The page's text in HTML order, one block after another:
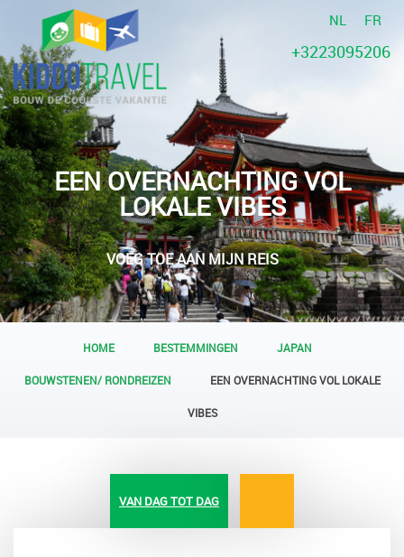
NL FR
+3223095206
EEN OVERNACHTING VOL
LOKALE VIBES
VOEG TOE AAN MIJN REIS
HOME BESTEMMINGEN JAPAN
BOUWSTENEN/ RONDREIZEN EEN OVERNACHTING VOL LOKALE
VIBES
VAN DAG TOT DAG